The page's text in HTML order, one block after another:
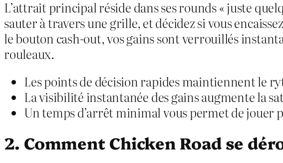
L’attrait principal réside dans ses rounds « juste
sauter à travers une grille, et décidez si vous
le bouton cash‑out, vos gains sont verrouillés
rouleaux.
Les points de décision rapides maintiennent le
La visibilité instantanée des gains augmente la
Un temps d’arrêt minimal vous permet de jouer
2. Comment Chicken Road se